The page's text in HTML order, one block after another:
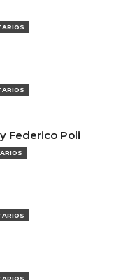
Federico Poli